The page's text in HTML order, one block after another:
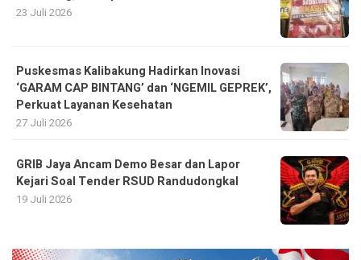
23 Juli 2026
Puskesmas Kalibakung Hadirkan Inovasi
‘GARAM CAP BINTANG’ dan ‘NGEMIL GEPREK’,
Perkuat Layanan Kesehatan
27 Juli 2026
GRIB Jaya Ancam Demo Besar dan Lapor
Kejari Soal Tender RSUD Randudongkal
19 Juli 2026